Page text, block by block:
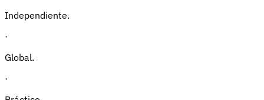
Independiente.
·
Global.
·